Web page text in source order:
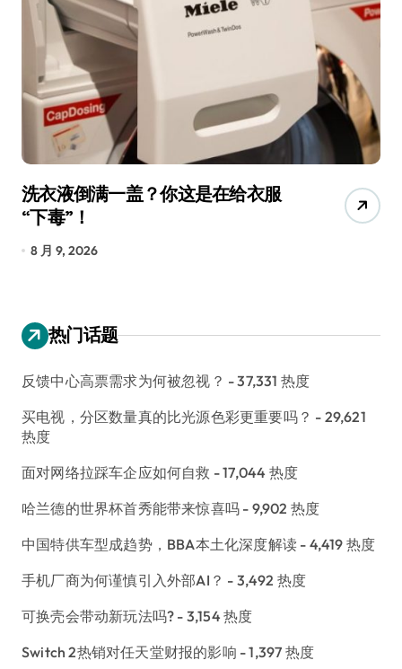
洗衣液倒满一盖？你这是在给衣服
“下毒”！
8 月 9, 2026
热门话题
反馈中心高票需求为何被忽视？ - 37,331 热度
买电视，分区数量真的比光源色彩更重要吗？ - 29,621
热度
面对网络拉踩车企应如何自救 - 17,044 热度
哈兰德的世界杯首秀能带来惊喜吗 - 9,902 热度
中国特供车型成趋势，BBA本土化深度解读 - 4,419 热度
手机厂商为何谨慎引入外部AI？ - 3,492 热度
可换壳会带动新玩法吗? - 3,154 热度
Switch 2热销对任天堂财报的影响 - 1,397 热度